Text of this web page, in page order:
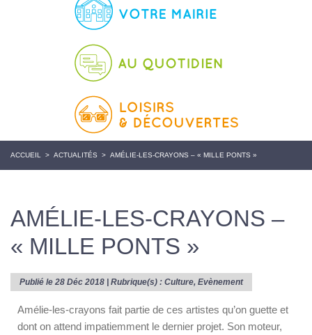
ACCUEIL > ACTUALITÉS > AMÉLIE-LES-CRAYONS – « MILLE PONTS »
AMÉLIE-LES-CRAYONS –
« MILLE PONTS »
Publié le 28 Déc 2018 | Rubrique(s) : Culture, Evènement
Amélie-les-crayons fait partie de ces artistes qu’on guette et
dont on attend impatiemment le dernier projet. Son moteur,